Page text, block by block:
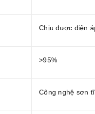
Chịu được điện
>95%
Công nghệ sơn